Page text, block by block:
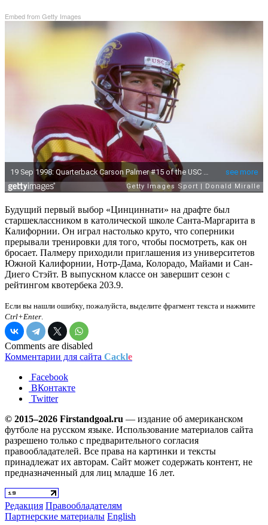
Embed from Getty Images
Будущий первый выбор «Цинциннати» на драфте был
старшеклассником в католической школе Санта-Маргарита в
Калифорнии. Он играл настолько круто, что соперники
прерывали тренировки для того, чтобы посмотреть, как он
бросает. Палмеру приходили приглашения из университетов
Южной Калифорнии, Нотр-Дама, Колорадо, Майами и Сан-
Диего Стэйт. В выпускном классе он завершит сезон с
рейтингом квотербека 203.9.
Если вы нашли ошибку, пожалуйста, выделите фрагмент текста и нажмите
Ctrl+Enter
Comments are disabled
Комментарии для сайта Cackle
Facebook
ВКонтакте
Twitter
© 2015–2026 Firstandgoal.ru — издание об американском
футболе на русском языке. Использование материалов cайта
разрешено только с предварительного согласия
правообладателей. Все права на картинки и тексты
принадлежат их авторам. Сайт может содержать контент, не
предназначенный для лиц младше 16 лет.
Редакция Правообладателям
Партнерские материалы English